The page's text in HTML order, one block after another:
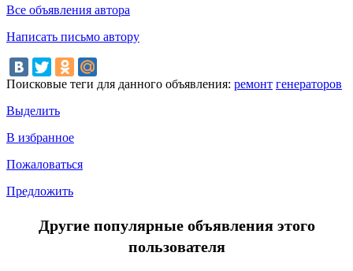
Все объявления автора
Написать письмо автору
Поисковые теги для данного объявления: ремонт генераторов
Выделить
В избранное
Пожаловаться
Предложить
Другие популярные объявления этого
пользователя